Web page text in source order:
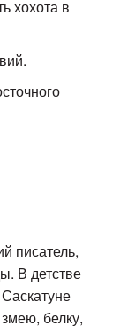
хохота в
писатель,
В детстве
белку,